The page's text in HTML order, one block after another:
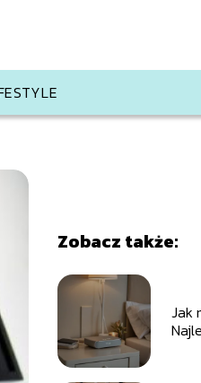
Zobacz także:
Jak